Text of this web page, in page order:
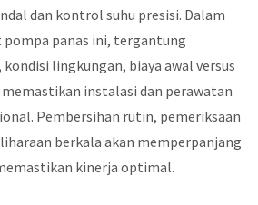
dan kontrol suhu presisi. Dalam
panas ini, tergantung
kondisi lingkungan, biaya awal versus
instalasi dan perawatan
Pembersihan rutin, pemeriksaan
berkala akan memperpanjang
kinerja optimal.